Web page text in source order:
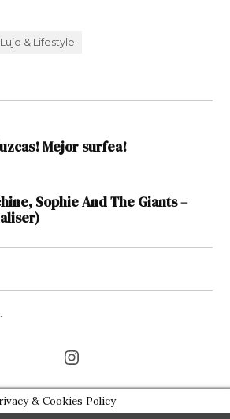
Lujo & Lifestyle
Mejor surfea!
Sophie And The Giants –
& Cookies Policy